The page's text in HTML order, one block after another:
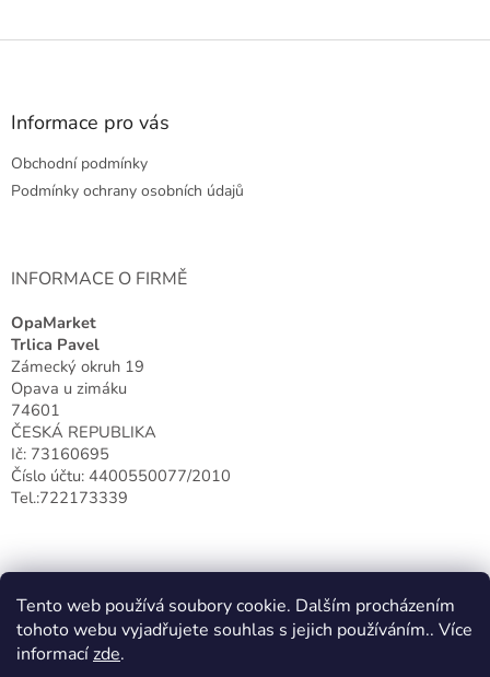
Tento web používá soubory cookie. Dalším procházením
tohoto webu vyjadřujete souhlas s jejich používáním.. Více
informacízde.
Z
Informace pro vás
Obchodní podmínky
Podmínky ochrany osobních údajů
INFORMACE O FIRMĚ
OpaMarket
Trlica Pavel
Zámecký okruh 19
Opava u zimáku
74601
ČESKÁ REPUBLIKA
Ič: 73160695
Číslo účtu: 4400550077/2010
Tel.:722173339